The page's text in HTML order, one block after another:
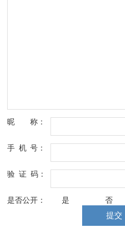
昵 称：
手机 号：
验证 码：
是否公开： 是 否